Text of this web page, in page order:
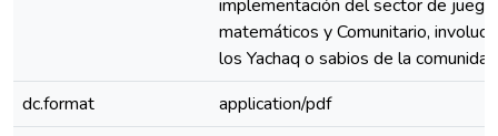
implementación del sector de
matemáticos y Comunitario,
los Yachaq o sabios de la comunidad
dc.format
application/pdf